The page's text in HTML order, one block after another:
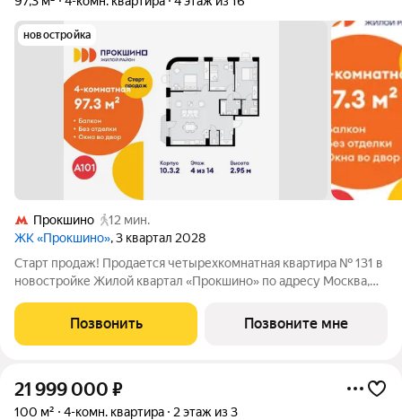
новостройка
Прокшино
12 мин.
ЖК «Прокшино», 3 квартал 2028
Старт продаж! Продается четырехкомнатная квартира № 131 в
новостройке Жилой квартал «Прокшино» по адресу Москва,
Новомосковский административный округ, район Коммунарка,
ЖК Прокшино, 7.1.3. Общая
Позвонить Позвоните мне
21 999 000 ₽
100 м² 4-комн. квартира 2 этаж из 3